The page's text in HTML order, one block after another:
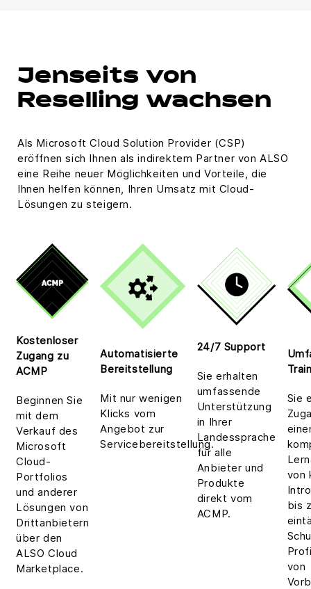
Jenseits von
Reselling wachsen
Als Microsoft Cloud Solution Provider (CSP)
eröffnen sich Ihnen als indirektem Partner von ALSO
eine Reihe neuer Möglichkeiten und Vorteile, die
Ihnen helfen können, Ihren Umsatz mit Cloud-
Lösungen zu steigern.
Kostenloser
Zugang zu
ACMP
Beginnen Sie
mit dem
Verkauf des
Microsoft
Cloud-
Portfolios
und anderer
Lösungen von
Drittanbietern
über den
ALSO Cloud
Marketplace.
Automatisierte
Bereitstellung
Mit nur wenigen
Klicks vom
Angebot zur
Servicebereitstellung.
24/7 Support
Sie erhalten
umfassende
Unterstützung
in Ihrer
Landessprache
für alle
Anbieter und
Produkte
direkt vom
ACMP.
Sie
von
bis
von